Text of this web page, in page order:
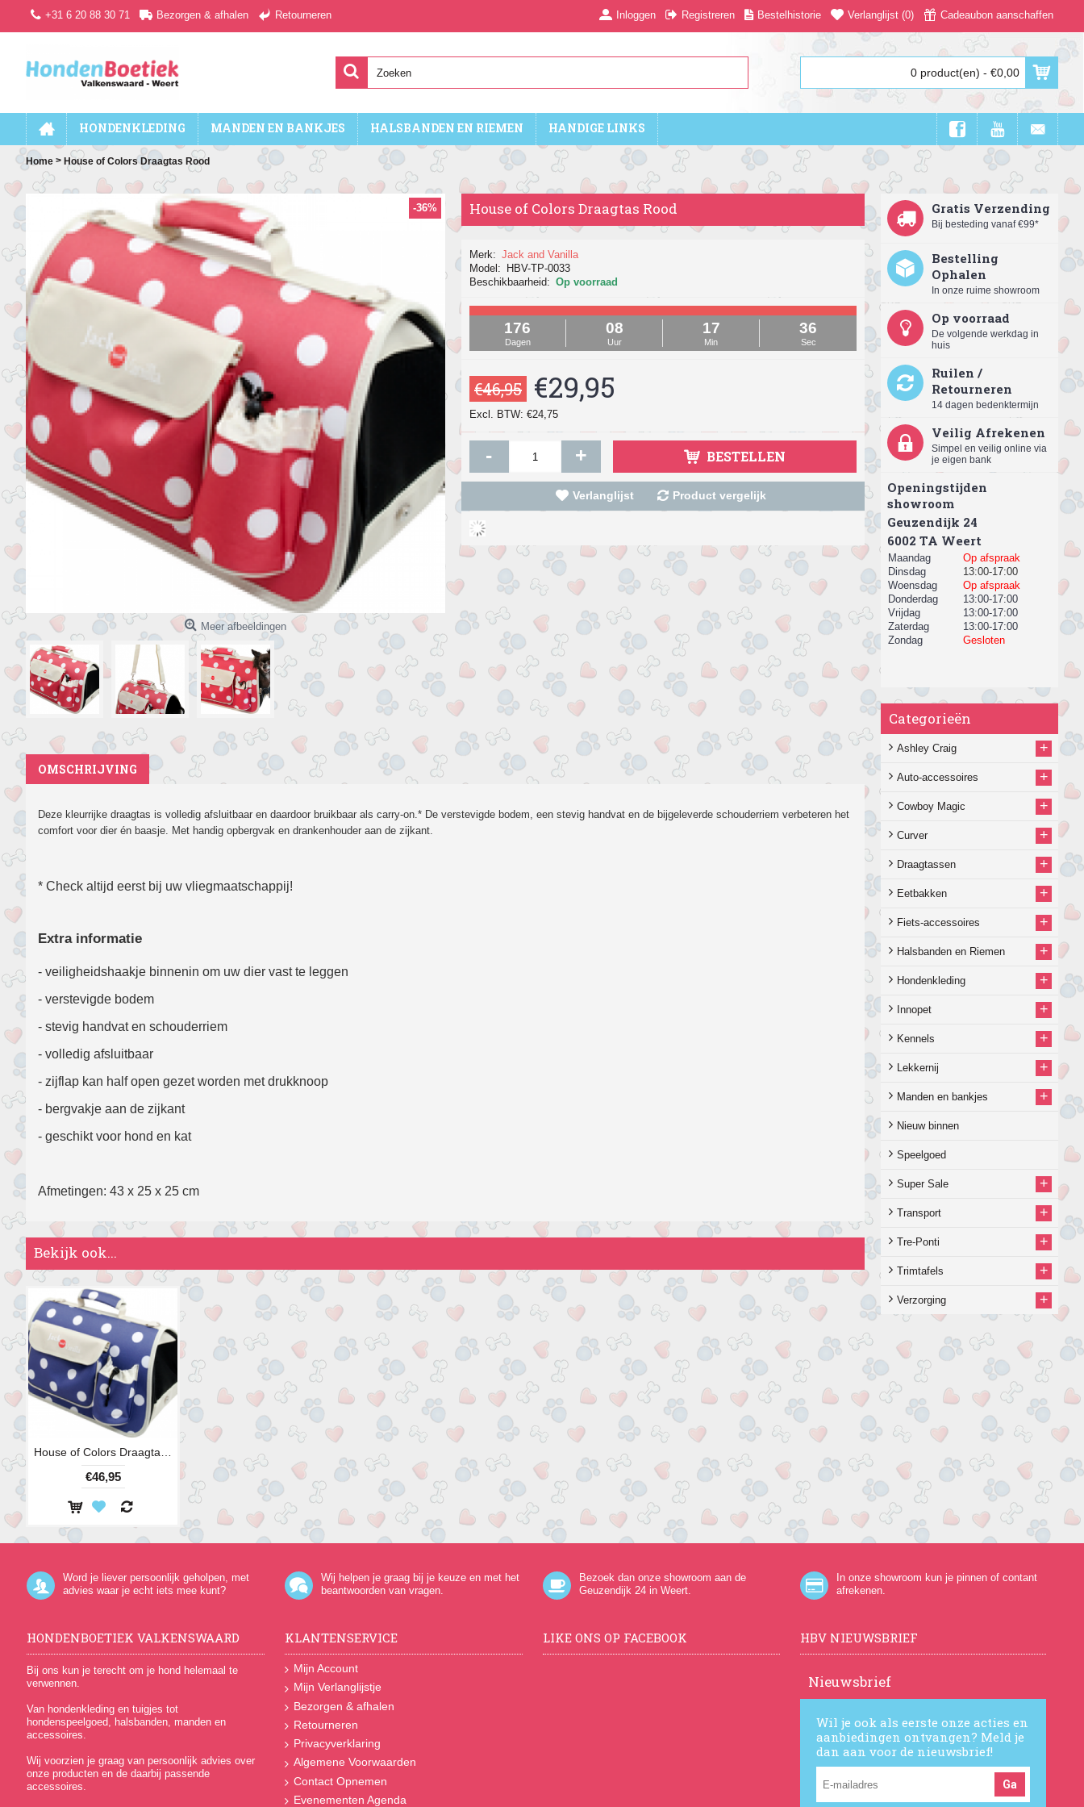
+31 6 20 88 30 71 Bezorgen & afhalen Retourneren Inloggen Registreren Bestelhistorie Verlanglijst (0) Cadeaubon aanschaffen
0 product(en) - €0,00
HONDENKLEDING MANDEN EN BANKJES HALSBANDEN EN RIEMEN HANDIGE LINKS
Home > House of Colors Draagtas Rood
Gratis Verzending
Bij besteding vanaf €99*
Bestelling
Ophalen
In onze ruime showroom
Op voorraad
De volgende werkdag in
huis
Ruilen /
Retourneren
14 dagen bedenktermijn
Veilig Afrekenen
Simpel en veilig online via
je eigen bank
Openingstijden
showroom
Geuzendijk 24
​6002 TA Weert
Maandag
Op afspraak
Dinsdag
13:00-17:00
Woensdag
Op afspraak
Donderdag
13:00-17:00
Vrijdag
13:00-17:00
Zaterdag
13:00-17:00
Zondag
Gesloten
Categorieën
Ashley Craig +
Auto-accessoires +
Cowboy Magic +
Curver +
Draagtassen +
Eetbakken +
Fiets-accessoires +
Halsbanden en Riemen +
Hondenkleding +
Innopet +
Kennels +
Lekkernij +
Manden en bankjes +
Nieuw binnen
Speelgoed
Super Sale +
Transport +
Tre-Ponti +
Trimtafels +
Verzorging +
-36%
Meer afbeeldingen
House of Colors Draagtas Rood
Merk: Jack and Vanilla
Model:
HBV-TP-0033
Beschikbaarheid: Op voorraad
176
Dagen
08
Uur
17
Min
36
Sec
€46,95 €29,95
Excl. BTW: €24,75
- + BESTELLEN
Verlanglijst Product vergelijk
OMSCHRIJVING
Deze kleurrijke draagtas is volledig afsluitbaar en daardoor bruikbaar als carry-on.* De verstevigde bodem, een stevig handvat en de bijgeleverde schouderriem verbeteren het
comfort voor dier én baasje. Met handig opbergvak en drankenhouder aan de zijkant.
* Check altijd eerst bij uw vliegmaatschappij!
Extra informatie
- veiligheidshaakje binnenin om uw dier vast te leggen
- verstevigde bodem
- stevig handvat en schouderriem
- volledig afsluitbaar
- zijflap kan half open gezet worden met drukknoop
- bergvakje aan de zijkant
- geschikt voor hond en kat
Afmetingen: 43 x 25 x 25 cm
Bekijk ook...
€46,95
Word je liever persoonlijk geholpen, met
advies waar je echt iets mee kunt?
Wij helpen je graag bij je keuze en met het
beantwoorden van vragen.
Bezoek dan onze showroom aan de
Geuzendijk 24in Weert.
In onze showroom kun je pinnen of contant
afrekenen.
HONDENBOETIEK VALKENSWAARD
Bij ons kun je terecht om je hond helemaal te
verwennen.
Van hondenkleding en tuigjes tot
hondenspeelgoed, halsbanden, manden en
accessoires.
Wij voorzien je graag van persoonlijk advies over
onze producten en de daarbij passende
accessoires.
KLANTENSERVICE
Mijn Account
Mijn Verlanglijstje
Bezorgen & afhalen
Retourneren
Privacyverklaring
Algemene Voorwaarden
Contact Opnemen
Evenementen Agenda
LIKE ONS OP FACEBOOK HBV NIEUWSBRIEF
Nieuwsbrief
Wil je ook als eerste onze acties en
aanbiedingen ontvangen? Meld je
dan aan voor de nieuwsbrief!
Ga